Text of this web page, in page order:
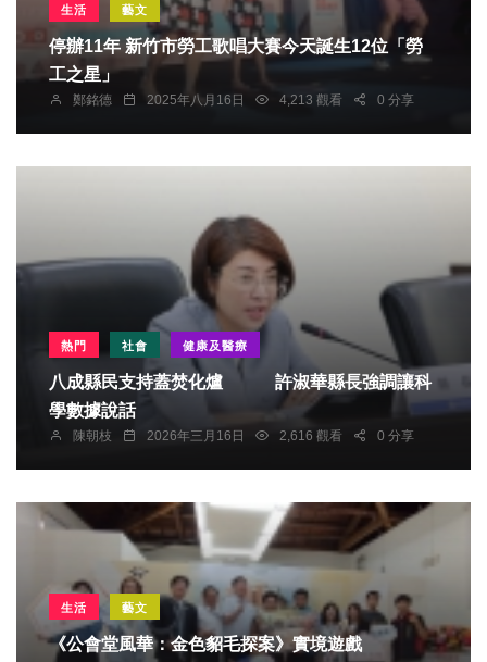
生活 藝文
停辦11年 新竹市勞工歌唱大賽今天誕生12位「勞
工之星」
鄭銘德 2025年八月16日 4,213 觀看 0 分享
熱門 社會 健康及醫療
八成縣民支持蓋焚化爐 許淑華縣長強調讓科
學數據說話
陳朝枝 2026年三月16日 2,616 觀看 0 分享
生活 藝文
《公會堂風華：金色貂毛探案》實境遊戲